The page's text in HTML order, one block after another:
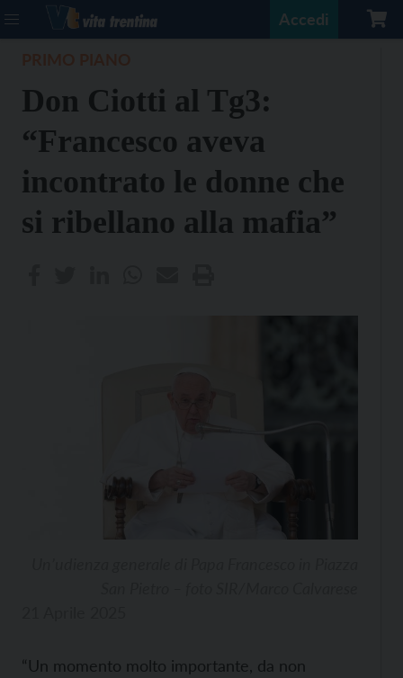
Accedi
Don Ciotti al Tg3:
“Francesco aveva
incontrato le donne che
si ribellano alla mafia”
“Un momento molto importante, da non